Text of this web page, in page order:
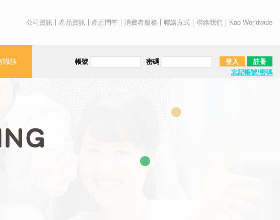
公司資訊 產品資訊 產品問答 消費者服務 聯絡方式 聯絡我們 Kao Worldwide
職缺 帳號 密碼 登入
註冊
忘記帳號/密碼